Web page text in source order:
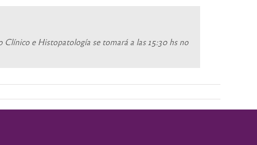
e Histopatología se tomará a las 15:30 hs no